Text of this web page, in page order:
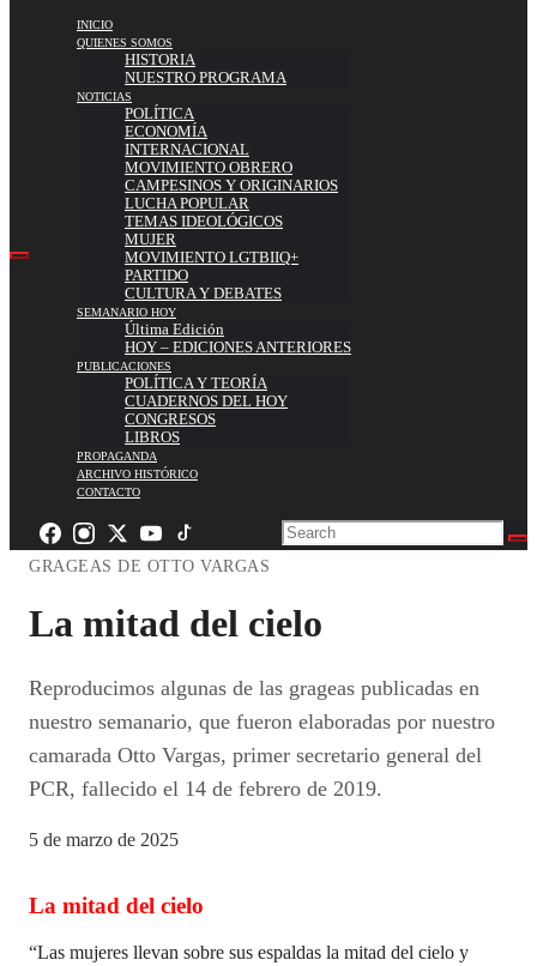
INICIO
QUIENES SOMOS
HISTORIA
NUESTRO PROGRAMA
NOTICIAS
POLÍTICA
ECONOMÍA
INTERNACIONAL
MOVIMIENTO OBRERO
CAMPESINOS Y ORIGINARIOS
LUCHA POPULAR
TEMAS IDEOLÓGICOS
MUJER
MOVIMIENTO LGTBIIQ+
PARTIDO
CULTURA Y DEBATES
SEMANARIO HOY
Última Edición
HOY – EDICIONES ANTERIORES
PUBLICACIONES
POLÍTICA Y TEORÍA
CUADERNOS DEL HOY
CONGRESOS
LIBROS
PROPAGANDA
ARCHIVO HISTÓRICO
CONTACTO
GRAGEAS DE OTTO VARGAS
La mitad del cielo
Reproducimos algunas de las grageas publicadas en
nuestro semanario, que fueron elaboradas por nuestro
camarada Otto Vargas, primer secretario general del
PCR, fallecido el 14 de febrero de 2019.
5 de marzo de 2025
La mitad del cielo
“Las mujeres llevan sobre sus espaldas la mitad del cielo y